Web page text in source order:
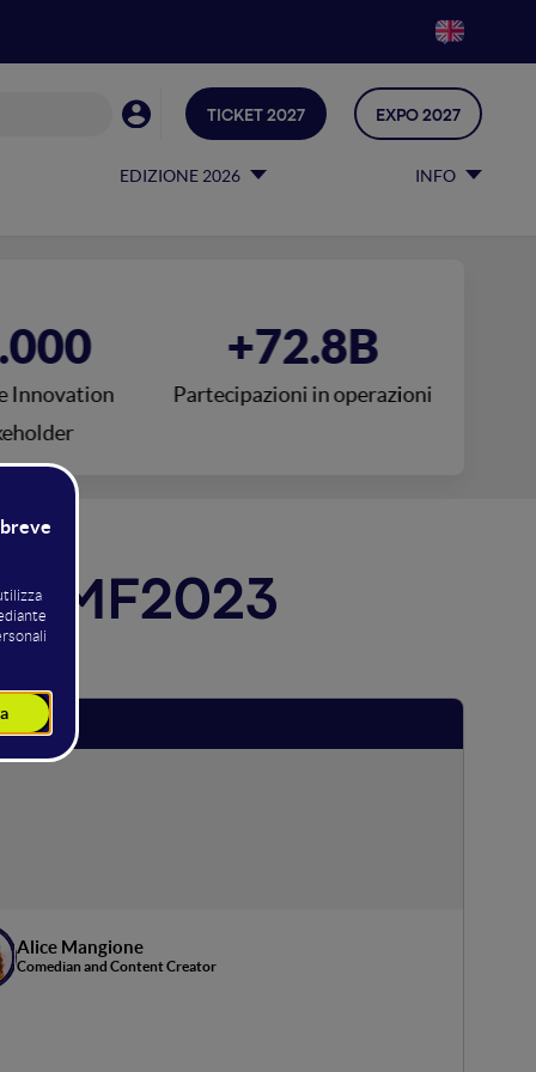
EDIZIONE 2026 INFO
TICKET 2027 EXPO 2027
Innovation
+72.8B
Partecipazioni in operazioni
Alice Mangione
Comedian and Content Creator